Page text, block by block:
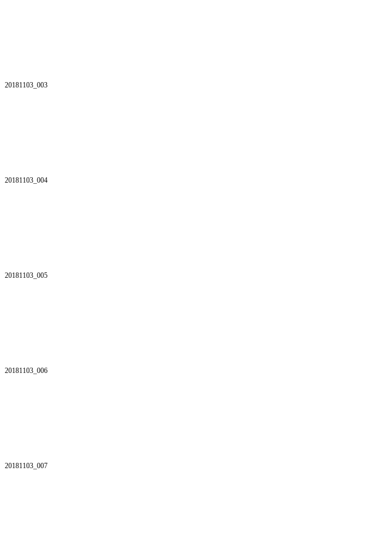
20181103_003
20181103_004
20181103_005
20181103_006
20181103_007